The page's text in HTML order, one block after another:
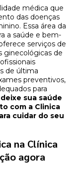
médica que
das doenças
Essa área da
a saúde e bem-
serviços de
ginecológicas de
de última
preventivos,
para
sua saúde
com a Clinica
cuidar do seu
na Clínica
agora